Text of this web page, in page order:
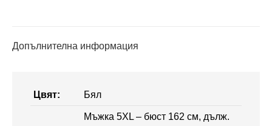
Допълнителна информация
Цвят: Бял
Мъжка 5XL – бюст 162 см, дълж.